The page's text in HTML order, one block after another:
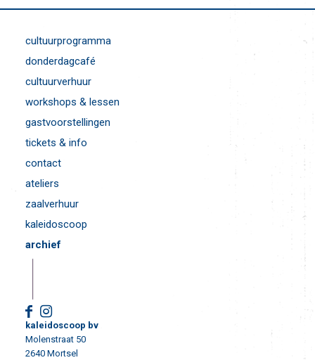
cultuurprogramma
donderdagcafé
cultuurverhuur
workshops & lessen
gastvoorstellingen
tickets & info
contact
ateliers
zaalverhuur
kaleidoscoop
archief
kaleidoscoop bv
Molenstraat 50
2640 Mortsel